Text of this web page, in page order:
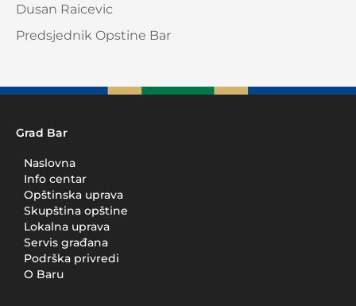
Dusan Raicevic
Predsjednik Opstine Bar
Grad Bar
Naslovna
Info centar
Opštinska uprava
Skupština opštine
Lokalna uprava
Servis građana
Podrška privredi
O Baru